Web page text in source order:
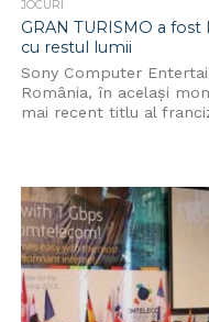
JOCURI
GRAN TURISMO a
cu restul lumii
Sony Computer
România, în acelaşi
mai recent titlu al